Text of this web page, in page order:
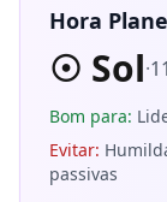
Hora
☉ Sol·
Bom para:
Evitar:
passivas